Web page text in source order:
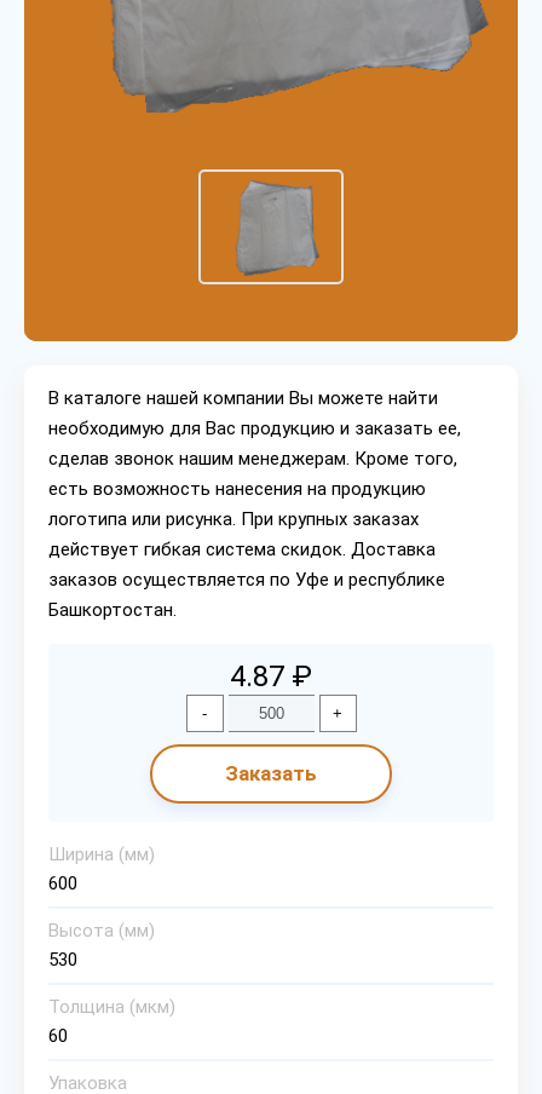
В каталоге нашей компании Вы можете найти
необходимую для Вас продукцию и заказать ее,
сделав звонок нашим менеджерам. Кроме того,
есть возможность нанесения на продукцию
логотипа или рисунка. При крупных заказах
действует гибкая система скидок. Доставка
заказов осуществляется по Уфе и республике
Башкортостан.
4.87 ₽
- +
Заказать
Ширина (мм)
600
Высота (мм)
530
Толщина (мкм)
60
Упаковка